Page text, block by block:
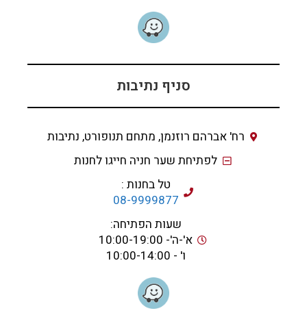
סניף נתיבות
רח' אברהם רוזנמן, מתחם תנופורט, נתיבות
לפתיחת שער חניה חייגו לחנות
טל בחנות :
08-9999877
שעות הפתיחה:
א'-ה'- 10:00-19:00
ו' - 10:00-14:00